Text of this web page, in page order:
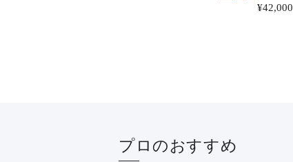
¥42,000
プロのおすすめ